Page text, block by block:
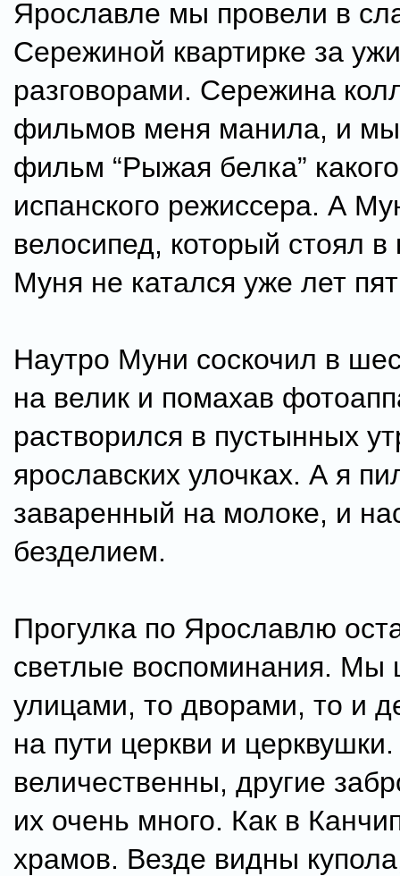
Ярославле мы провели в
Сережиной квартирке за
разговорами. Сережина
фильмов меня манила, и
фильм “Рыжая белка”
испанского режиссера. А
велосипед, который стоял в
Муня не катался уже лет
Наутро Муни соскочил в
на велик и помахав
растворился в пустынных
ярославских улочках. А я
заваренный на молоке, и
безделием.
Прогулка по Ярославлю
светлые воспоминания. Мы
улицами, то дворами, то и
на пути церкви и
величественны, другие
их очень много. Как в
храмов. Везде видны